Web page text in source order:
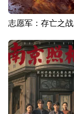
志愿军：存亡之战